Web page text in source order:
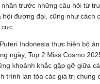
trước những câu hỏi từ
đương đại, cũng như cách
Indonesia thực hiện bộ
ngày, Top 2 Miss Cosmo
khoảnh khắc gặp gỡ giữa
trình lan tỏa các giá trị chung